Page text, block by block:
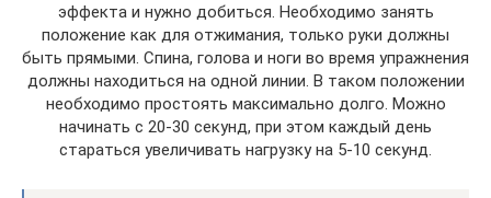
эффекта и нужно добиться. Необходимо занять
положение как для отжимания, только руки должны
быть прямыми. Спина, голова и ноги во время упражнения
должны находиться на одной линии. В таком положении
необходимо простоять максимально долго. Можно
начинать с 20-30 секунд, при этом каждый день
стараться увеличивать нагрузку на 5-10 секунд.